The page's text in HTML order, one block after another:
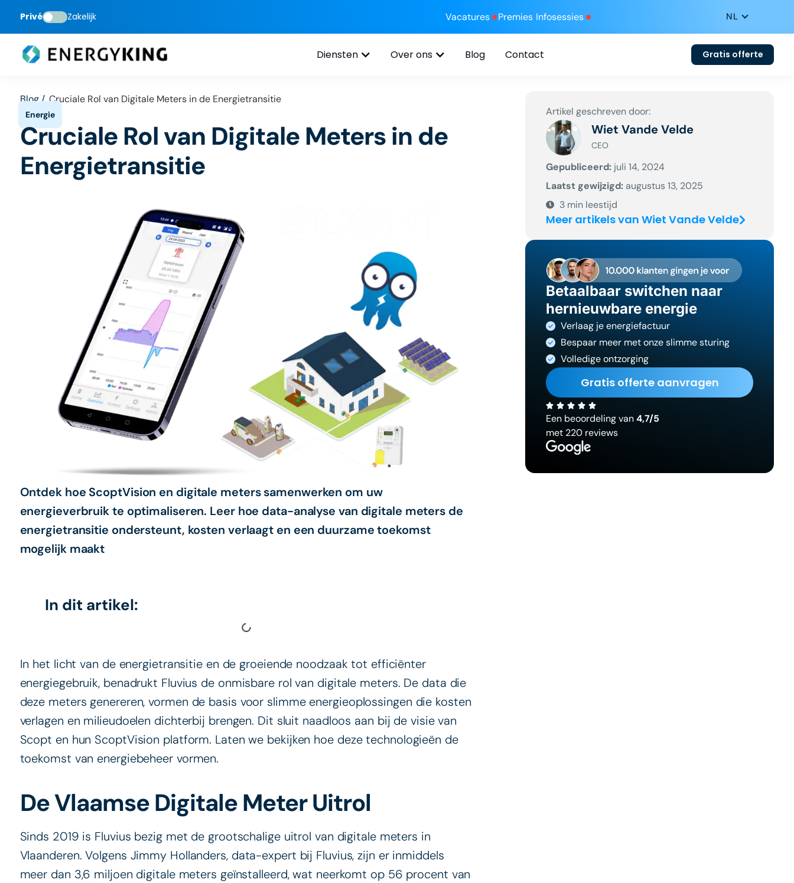
Privé Zakelijk Vacatures Premies Infosessies
Diensten Over ons Blog Contact Gratis offerte
Blog / Cruciale Rol van Digitale Meters in de Energietransitie
Cruciale Rol van Digitale Meters in de
Energietransitie
Ontdek hoe ScoptVision en digitale meters samenwerken om uw
energieverbruik te optimaliseren. Leer hoe data-analyse van digitale meters de
energietransitie ondersteunt, kosten verlaagt en een duurzame toekomst
mogelijk maakt
In dit artikel:
In het licht van de energietransitie en de groeiende noodzaak tot efficiënter
energiegebruik, benadrukt Fluvius de onmisbare rol van digitale meters. De data die
deze meters genereren, vormen de basis voor slimme energieoplossingen die kosten
verlagen en milieudoelen dichterbij brengen. Dit sluit naadloos aan bij de visie van
Scopt en hun ScoptVision platform. Laten we bekijken hoe deze technologieën de
toekomst van energiebeheer vormen.
De Vlaamse Digitale Meter Uitrol
Sinds 2019 is Fluvius bezig met de grootschalige uitrol van digitale meters in
Vlaanderen. Volgens Jimmy Hollanders, data-expert bij Fluvius, zijn er inmiddels
meer dan 3,6 miljoen digitale meters geïnstalleerd, wat neerkomt op 56 procent van
Artikel geschreven door:
Wiet Vande Velde
CEO
Gepubliceerd: juli 14, 2024
Laatst gewijzigd: augustus 13, 2025
3 min leestijd
Meer artikels van Wiet Vande Velde
Betaalbaar switchen naar
hernieuwbare energie
Verlaag je energiefactuur
Bespaar meer met onze slimme sturing
Volledige ontzorging
Gratis offerte aanvragen
Een beoordeling van4,7/5
met 220 reviews